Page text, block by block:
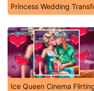
Princess Wedding
Ice Queen Cinema